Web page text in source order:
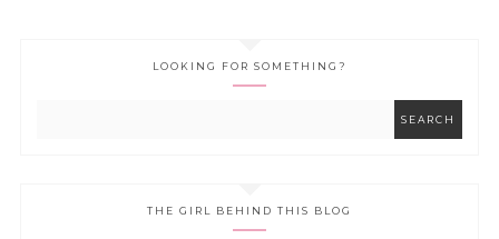
LOOKING FOR SOMETHING?
THE GIRL BEHIND THIS BLOG